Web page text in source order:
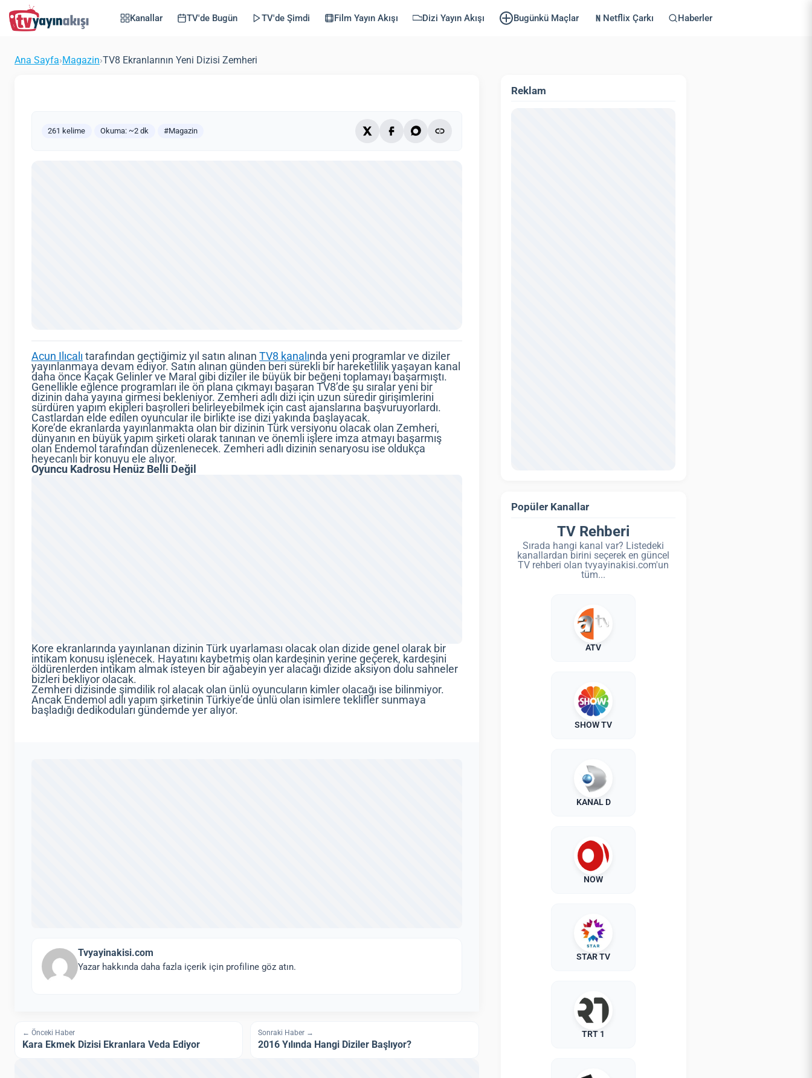
Kanallar TV'de Bugün TV'de Şimdi Film Yayın Akışı Dizi Yayın Akışı Bugünkü Maçlar Netflix Çarkı Haberler
Ana Sayfa›Magazin›TV8 Ekranlarının Yeni Dizisi Zemheri
TV8 Ekranlarının Yeni Dizisi Zemheri
261 kelime Okuma: ~2 dk #Magazin
Acun Ilıcalı tarafından geçtiğimiz yıl satın alınan TV8 kanalında yeni programlar ve diziler
yayınlanmaya devam ediyor. Satın alınan günden beri sürekli bir hareketlilik yaşayan kanal
daha önce Kaçak Gelinler ve Maral gibi diziler ile büyük bir beğeni toplamayı başarmıştı.
Genellikle eğlence programları ile ön plana çıkmayı başaran TV8’de şu sıralar yeni bir
dizinin daha yayına girmesi bekleniyor. Zemheri adlı dizi için uzun süredir girişimlerini
sürdüren yapım ekipleri başrolleri belirleyebilmek için cast ajanslarına başvuruyorlardı.
Castlardan elde edilen oyuncular ile birlikte ise dizi yakında başlayacak.
Kore’de ekranlarda yayınlanmakta olan bir dizinin Türk versiyonu olacak olan Zemheri,
dünyanın en büyük yapım şirketi olarak tanınan ve önemli işlere imza atmayı başarmış
olan Endemol tarafından düzenlenecek. Zemheri adlı dizinin senaryosu ise oldukça
heyecanlı bir konuyu ele alıyor.
Oyuncu Kadrosu Henüz Belli Değil
Kore ekranlarında yayınlanan dizinin Türk uyarlaması olacak olan dizide genel olarak bir
intikam konusu işlenecek. Hayatını kaybetmiş olan kardeşinin yerine geçerek, kardeşini
öldürenlerden intikam almak isteyen bir ağabeyin yer alacağı dizide aksiyon dolu sahneler
bizleri bekliyor olacak.
Zemheri dizisinde şimdilik rol alacak olan ünlü oyuncuların kimler olacağı ise bilinmiyor.
Ancak Endemol adlı yapım şirketinin Türkiye’de ünlü olan isimlere teklifler sunmaya
başladığı dedikoduları gündemde yer alıyor.
Tvyayinakisi.com
Yazar hakkında daha fazla içerik için profiline göz atın.
← Önceki Haber
Kara Ekmek Dizisi Ekranlara Veda Ediyor
Sonraki Haber →
2016 Yılında Hangi Diziler Başlıyor?
Reklam
Popüler Kanallar
TV Rehberi
Sırada hangi kanal var? Listedeki
kanallardan birini seçerek en güncel
TV rehberi olan tvyayinakisi.com'un
tüm...
ATV
SHOW TV
KANAL D
NOW
STAR TV
TRT 1